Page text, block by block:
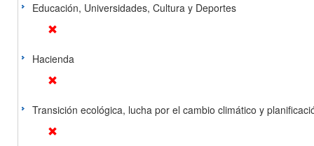
Educación, Universidades, Cultura y Deportes
Hacienda
Transición ecológica, lucha por el cambio climático y